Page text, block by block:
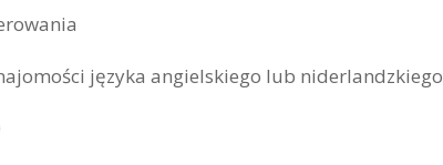
języka angielskiego lub niderlandzkiego